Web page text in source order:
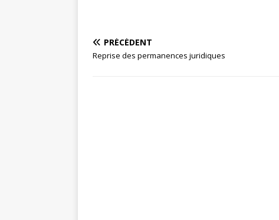
PRÉCÉDENT
Reprise des permanences juridiques